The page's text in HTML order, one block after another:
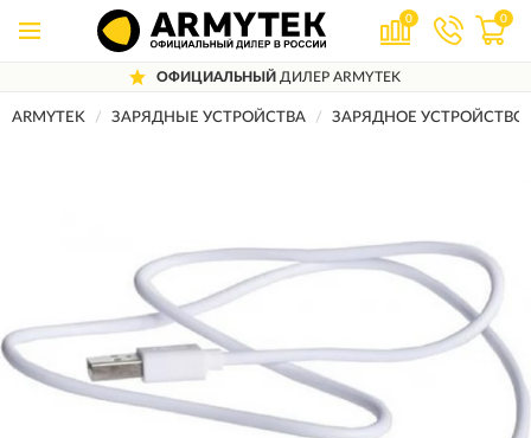
0 0
ОФИЦИАЛЬНЫЙ ДИЛЕР ARMYTEK
ARMYTEK ЗАРЯДНЫЕ УСТРОЙСТВА ЗАРЯДНОЕ УСТРОЙСТВО